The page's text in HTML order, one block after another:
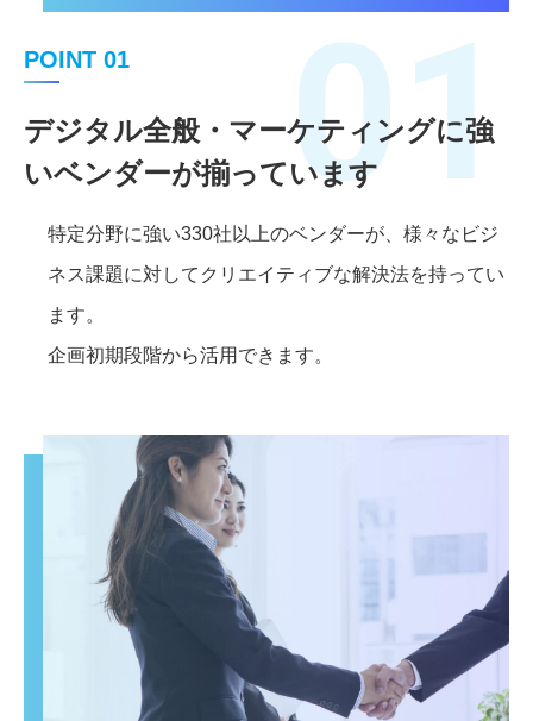
POINT 01
デジタル全般・マーケティングに強
いベンダーが揃っています01
特定分野に強い330社以上のベンダーが、様々なビジ
ネス課題に対してクリエイティブな解決法を持ってい
ます。
企画初期段階から活用できます。